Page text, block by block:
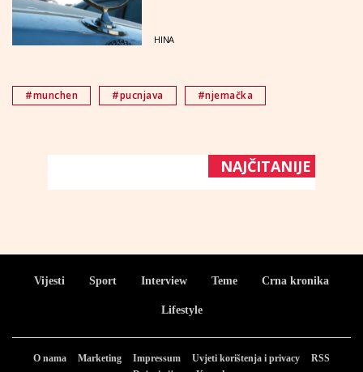
HINA
#munchen #pucnjava #njemačka
NAJČITANIJE
Vijesti Sport Interview Teme Crna kronika
Lifestyle
O nama Marketing Impressum Uvjeti korištenja i privacy
RSS